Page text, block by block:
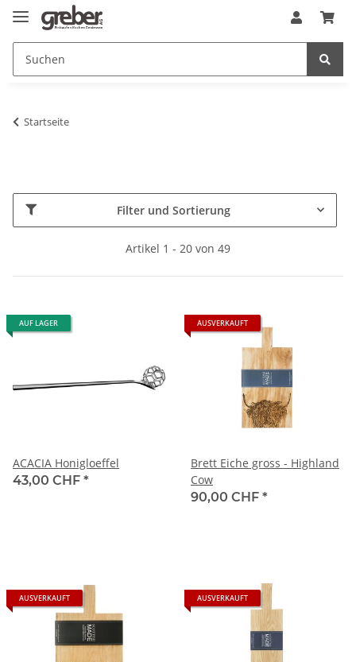
Startseite
Filter und Sortierung
Artikel 1 - 20 von 49
AUF LAGER
ACACIA Honigloeffel
43,00 CHF *
AUSVERKAUFT
Brett Eiche gross - Highland
Cow
90,00 CHF *
AUSVERKAUFT AUSVERKAUFT